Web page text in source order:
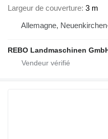
Largeur de couverture 3 m
Allemagne,
REBO Landmaschinen